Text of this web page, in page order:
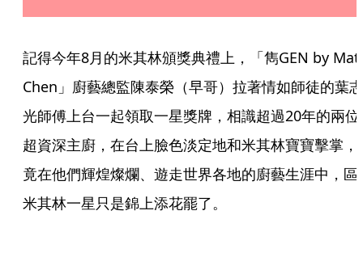
記得今年8月的米其林頒獎典禮上，「雋GEN by
Chen」廚藝總監陳泰榮（早哥）拉著情如師徒的葉志
光師傅上台一起領取一星獎牌，相識超過20年的兩位
超資深主廚，在台上臉色淡定地和米其林寶寶擊掌，
竟在他們輝煌燦爛、遊走世界各地的廚藝生涯中，區
米其林一星只是錦上添花罷了。